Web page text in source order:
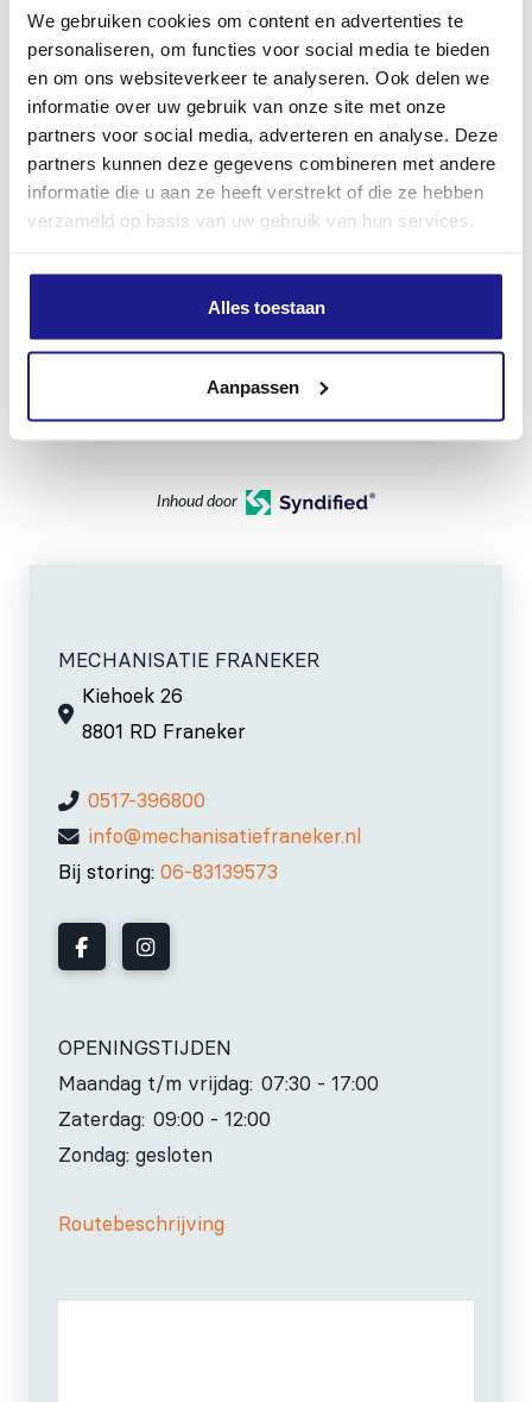
We gebruiken cookies om content en advertenties te
personaliseren, om functies voor social media te bieden
en om ons websiteverkeer te analyseren. Ook delen we
informatie over uw gebruik van onze site met onze
partners voor social media, adverteren en analyse. Deze
partners kunnen deze gegevens combineren met andere
informatie die u aan ze heeft verstrekt of die ze hebben
verzameld op basis van uw gebruik van hun services.
Alles toestaan
Aanpassen
REA 100
RGA 140
RMA 2, RMA 443, RMA 448, RMA 453, RMA 510,
RMA 7, RMA 750, RMA 756, RMA 765
SEA 100
SHA 140
SPA 130, SPA 140, SPA 65
TSA 230
accucompatibiliteitsoverzicht.
Inhoud door
MECHANISATIE FRANEKER
Kiehoek 26
8801 RD Franeker
0517-396800
info@mechanisatiefraneker.nl
Bij storing: 06-83139573
OPENINGSTIJDEN
Maandag t/m vrijdag: 07:30 - 17:00
Zaterdag: 09:00 - 12:00
Zondag: gesloten
Routebeschrijving